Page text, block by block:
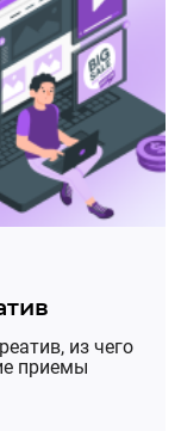
из чего
приемы